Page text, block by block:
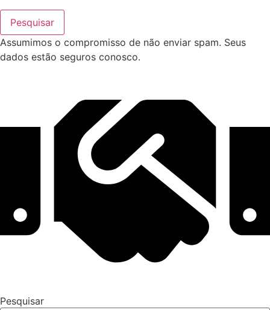
Pesquisar
Assumimos o compromisso de não enviar spam. Seus
dados estão seguros conosco.
Pesquisar